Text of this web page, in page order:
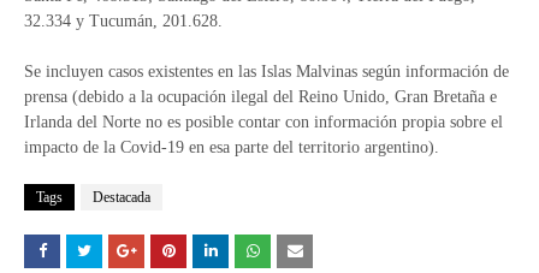
32.334 y Tucumán, 201.628.
Se incluyen casos existentes en las Islas Malvinas según información de
prensa (debido a la ocupación ilegal del Reino Unido, Gran Bretaña e
Irlanda del Norte no es posible contar con información propia sobre el
impacto de la Covid-19 en esa parte del territorio argentino).
Tags Destacada